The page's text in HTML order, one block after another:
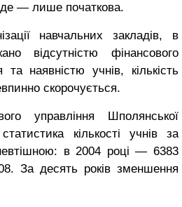
— лише початкова.
навчальних закладів, в
відсутністю фінансового
наявністю учнів, кількість
скорочується.
управління Шполянської
кількості учнів за
в 2004 році — 6383
За десять років зменшення